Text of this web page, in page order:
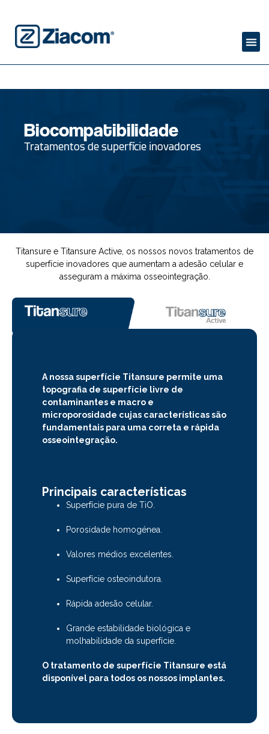
Biocompatibilidade
Tratamentos de superfície inovadores
Titansure e Titansure Active, os nossos novos tratamentos de
superfície inovadores que aumentam a adesão celular e
asseguram a máxima osseointegração.
A nossa superfície Titansure permite uma
topografia de superfície livre de
contaminantes e macro e
microporosidade cujas características são
fundamentais para uma correta e rápida
osseointegração.
Principais características
Superfície pura de TiO.
Porosidade homogénea.
Valores médios excelentes.
Superfície osteoindutora.
Rápida adesão celular.
Grande estabilidade biológica e
molhabilidade da superfície.
O tratamento de superfície Titansure está
disponível para todos os nossos implantes.